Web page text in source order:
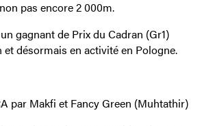
pas encore 2 000m.
gagnant de Prix du Cadran (Gr1)
et désormais en activité en Pologne.
par Makfi et Fancy Green (Muhtathir)